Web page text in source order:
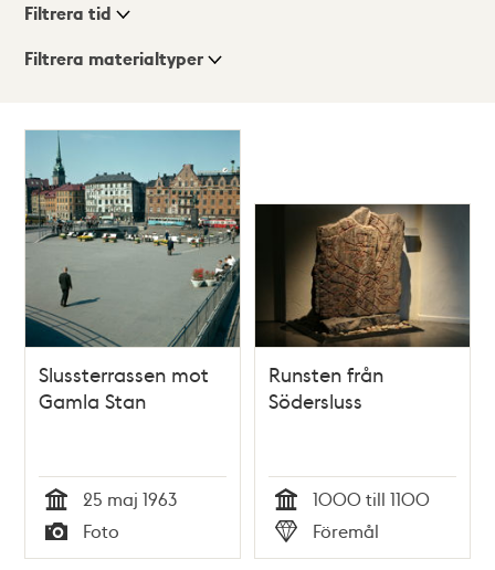
Visningsläge
Lista
Karta
Filtrera tid
Filtrera materialtyper
träffar
Slussterrassen mot
Gamla Stan
Tid
25 maj 1963
Typ
Foto
Runsten från
Södersluss
Tid
1000 till 1100
Typ
Föremål